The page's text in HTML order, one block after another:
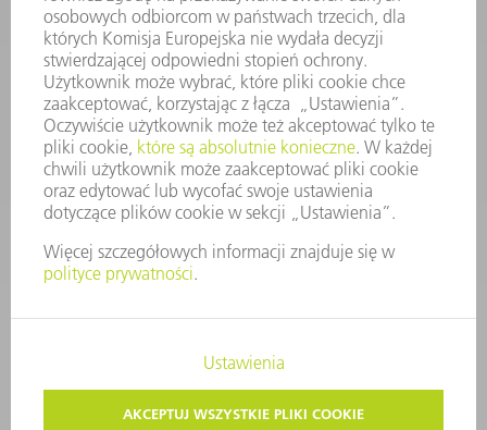
KONTAKT
Dział Części Zamiennych i Narzędzi
48225753936
8.00 - 17.00
czesci.zamienne@trumpf.com
PRAWA AUTORSKIE I PRAWA DOTYCZĄCE ZNAKÓW TOWAROWYCH